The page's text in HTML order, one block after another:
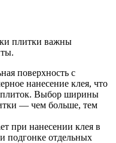
плитки важны
поверхность с
нанесение клея, что
плиток. Выбор ширины
— чем больше, тем
при нанесении клея в
подгонке отдельных